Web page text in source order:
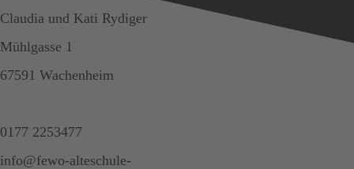
Claudia und Kati Rydiger
Mühlgasse 1
67591 Wachenheim
0177 2253477
info@fewo-alteschule-